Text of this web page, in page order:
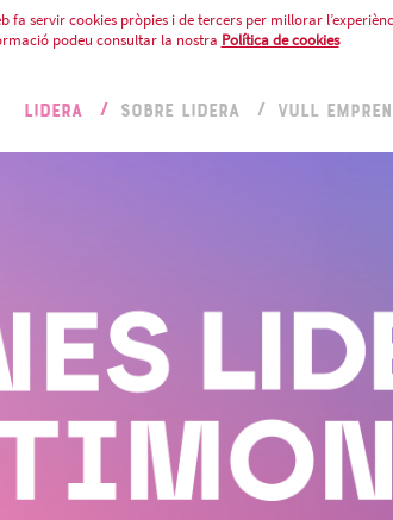
fa servir cookies pròpies i de tercers per millorar
podeu consultar la nostra Política de cookies
LIDERA SOBRE LIDERA VULL